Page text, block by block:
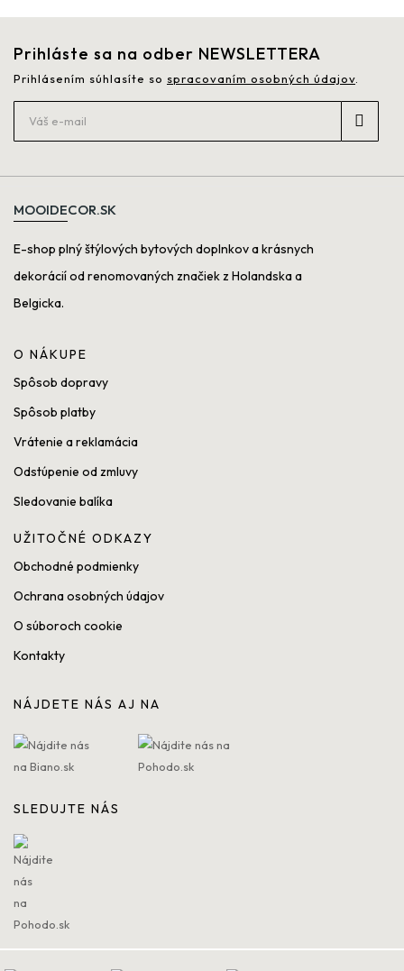
Prihláste sa na odber NEWSLETTERA
Prihlásením súhlasíte so spracovaním osobných údajov
MOOIDECOR.SK
E-shop plný štýlových bytových doplnkov a krásnych
dekorácií od renomovaných značiek z Holandska a
Belgicka.
O NÁKUPE
Spôsob dopravy
Spôsob platby
Vrátenie a reklamácia
Odstúpenie od zmluvy
Sledovanie balíka
UŽITOČNÉ ODKAZY
Obchodné podmienky
Ochrana osobných údajov
O súboroch cookie
Kontakty
NÁJDETE NÁS AJ NA
SLEDUJTE NÁS